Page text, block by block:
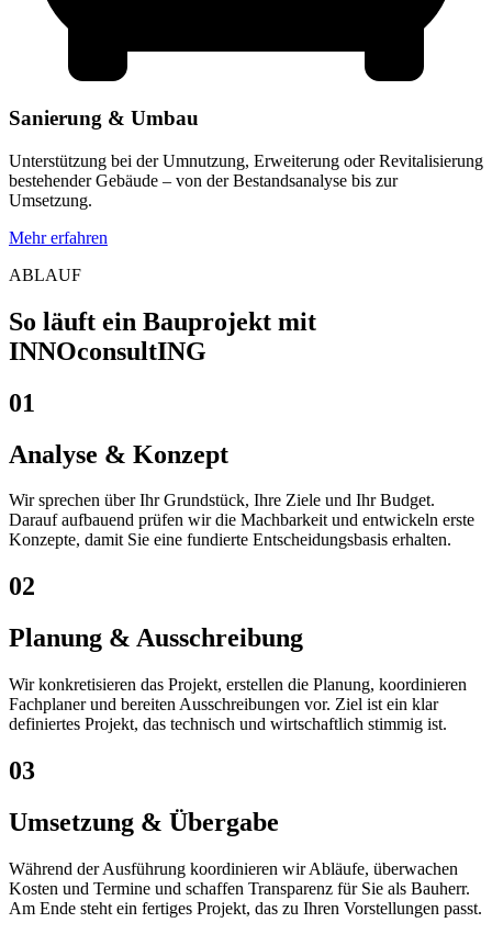
Sanierung & Umbau
Unterstützung bei der Umnutzung, Erweiterung oder Revitalisierung
bestehender Gebäude – von der Bestandsanalyse bis zur
Umsetzung.
Mehr erfahren
ABLAUF
So läuft ein Bauprojekt mit
INNOconsultING
01
Analyse & Konzept
Wir sprechen über Ihr Grundstück, Ihre Ziele und Ihr Budget.
Darauf aufbauend prüfen wir die Machbarkeit und entwickeln erste
Konzepte, damit Sie eine fundierte Entscheidungsbasis erhalten.
02
Planung & Ausschreibung
Wir konkretisieren das Projekt, erstellen die Planung, koordinieren
Fachplaner und bereiten Ausschreibungen vor. Ziel ist ein klar
definiertes Projekt, das technisch und wirtschaftlich stimmig ist.
03
Umsetzung & Übergabe
Während der Ausführung koordinieren wir Abläufe, überwachen
Kosten und Termine und schaffen Transparenz für Sie als Bauherr.
Am Ende steht ein fertiges Projekt, das zu Ihren Vorstellungen passt.